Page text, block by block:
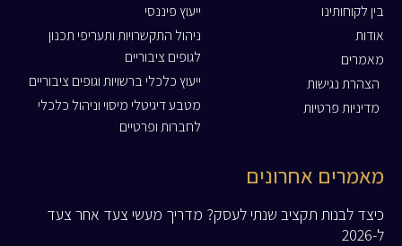
בין לקוחותינו
אודות
מאמרים
הצהרת נגישות
מדיניות פרטיות
ייעוץ פיננסי
ניהול התקשרויות ותעריפי תכנון
לגופים ציבוריים
ייעוץ כלכלי ברשויות וגופים ציבוריים
מטבע דיגיטלי מיסוי וניהול כלכלי
לחברות ופרטיים
מאמרים אחרונים
כיצד לבנות תקציב שנתי לעסק? מדריך מעשי צעד אחר צעד
ל-2026